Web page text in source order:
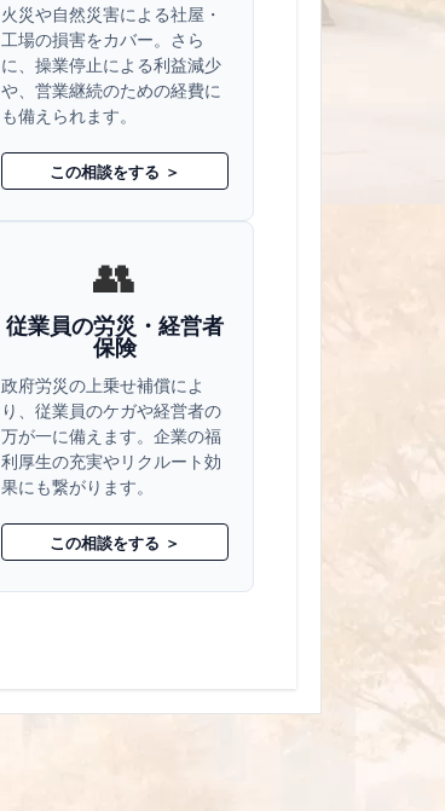
火災や自然災害による社屋・
工場の損害をカバー。さら
に、操業停止による利益減少
や、営業継続のための経費に
も備えられます。
この相談をする ＞
👥
従業員の労災・経営者
保険
政府労災の上乗せ補償によ
り、従業員のケガや経営者の
万が一に備えます。企業の福
利厚生の充実やリクルート効
果にも繋がります。
この相談をする ＞